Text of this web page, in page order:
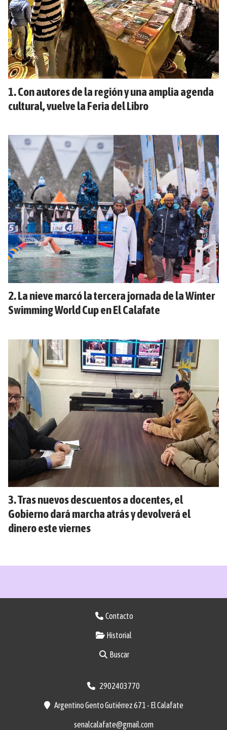
Con autores de la región y una amplia agenda
cultural, vuelve la Feria del Libro
La nieve marcó la tercera jornada de la Winter
Swimming World Cup en El Calafate
Tras nuevos descuentos a docentes, el
Gobierno dará marcha atrás y devolverá el
dinero este viernes
Contacto
Historial
Buscar
2902403770
Argentino Gento Gutiérrez 671 - El Calafate
senalcalafate@gmail.com